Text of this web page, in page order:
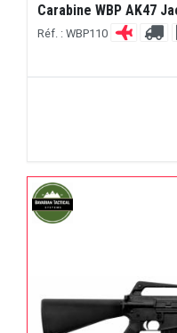
Carabine WBP AK47
Réf. : WBP110